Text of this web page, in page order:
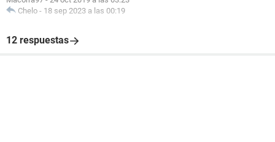
Chelo - 18 sep 2023 a las 00:19
12 respuestas